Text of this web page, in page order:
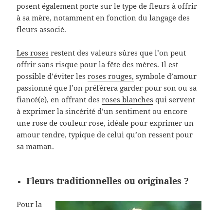
posent également porte sur le type de fleurs à offrir
à sa mère, notamment en fonction du langage des
fleurs associé.
Les roses restent des valeurs sûres que l’on peut
offrir sans risque pour la fête des mères. Il est
possible d’éviter lesroses rouges, symbole d’amour
passionné que l’on préférera garder pour son ou sa
fiancé(e), en offrant desroses blanches qui servent
à exprimer la sincérité d’un sentiment ou encore
une rose de couleur rose, idéale pour exprimer un
amour tendre, typique de celui qu’on ressent pour
sa maman.
Fleurs traditionnelles ou originales ?
Pour la